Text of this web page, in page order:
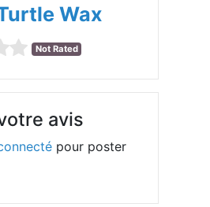
Wax
Not Rated
avis
pour poster